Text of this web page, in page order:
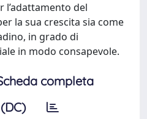
l’adattamento del
la sua crescita sia come
in grado di
in modo consapevole.
completa